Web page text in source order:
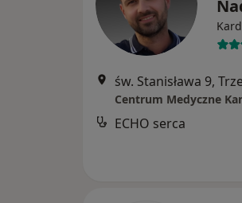
św. Stanisława 9,
Centrum Medyczne
ECHO serca